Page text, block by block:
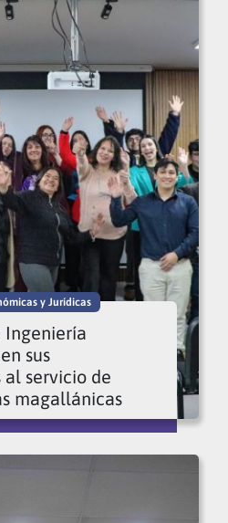
y Jurídicas
Ingeniería
sus
servicio de
magallánicas